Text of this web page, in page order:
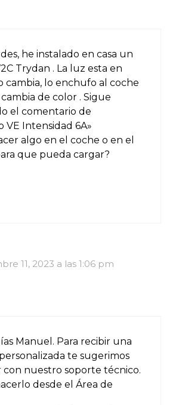
he instalado en casa un
Trydan . La luz esta en
cambia, lo enchufo al coche
de color . Sigue
el comentario de
VE Intensidad 6A»
algo en el coche o en el
que pueda cargar?
11, 2023 a las 1:06 pm
Manuel. Para recibir una
te sugerimos
nuestro soporte técnico.
desde el Área de